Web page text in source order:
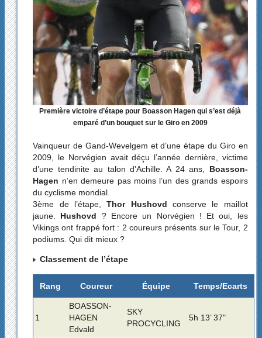
Première victoire d’étape pour Boasson Hagen qui s’est déjà
emparé d’un bouquet sur le Giro en 2009
Vainqueur de Gand-Wevelgem et d’une étape du Giro en
2009, le Norvégien avait déçu l’année dernière, victime
d’une tendinite au talon d’Achille. A 24 ans, Boasson-
Hagen n’en demeure pas moins l’un des grands espoirs
du cyclisme mondial.
3ème de l’étape,Thor Hushovd conserve le maillot
jaune. Hushovd ? Encore un Norvégien ! Et oui, les
Vikings ont frappé fort : 2 coureurs présents sur le Tour, 2
podiums. Qui dit mieux ?
Classement de l’étape
Rang Coureur Équipe Temps/Ecarts
1
BOASSON-
HAGEN
Edvald
SKY
PROCYCLING
5h 13’ 37"